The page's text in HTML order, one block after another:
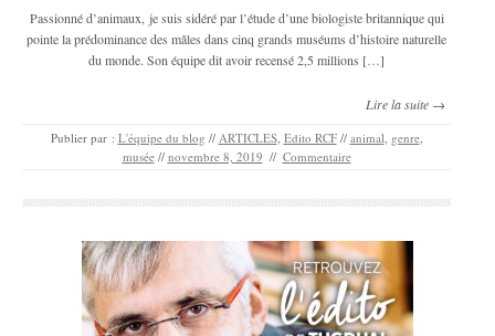
Passionné d’animaux, je suis sidéré par l’étude d’une biologiste britannique qui
pointe la prédominance des mâles dans cinq grands muséums d’histoire naturelle
du monde. Son équipe dit avoir recensé 2,5 millions […]
Lire la suite →
Publier par : L'équipe du blog // ARTICLES, Edito RCF // animal genre,
musée // novembre 8, 2019 // Commentaire